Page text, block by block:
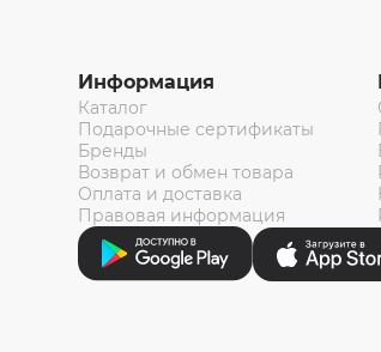
Информация
Каталог
Подарочные сертификаты
Бренды
Возврат и обмен товара
Оплата и доставка
Правовая информация